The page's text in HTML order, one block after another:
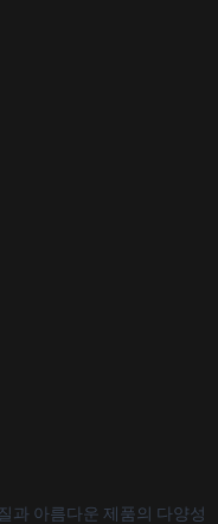
과 아름다운 제품의 다양성